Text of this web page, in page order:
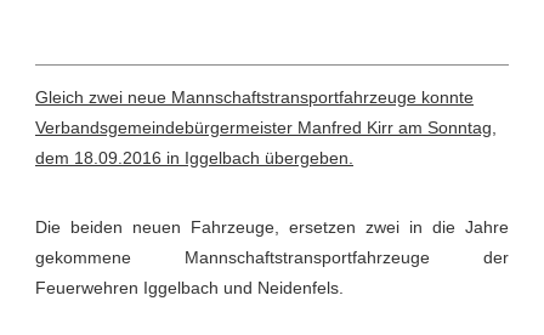
Gleich zwei neue Mannschaftstransportfahrzeuge konnte
Verbandsgemeindebürgermeister Manfred Kirr am Sonntag,
dem 18.09.2016 in Iggelbach übergeben.
Die beiden neuen Fahrzeuge, ersetzen zwei in die Jahre
gekommene Mannschaftstransportfahrzeuge der
Feuerwehren Iggelbach und Neidenfels.